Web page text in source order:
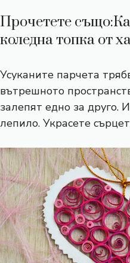
Прочетете също
коледна топка от
Усуканите парчета
вътрешното
залепят едно за друго.
лепило. Украсете